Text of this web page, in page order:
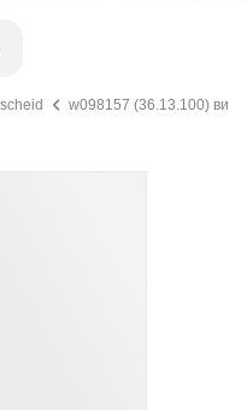
w098157 (36.13.100)